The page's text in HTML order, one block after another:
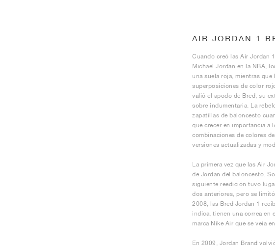
AIR JORDAN 1
Cuando creó las Air Jordan
Michael Jordan en la NBA,
una suela roja, mientras
superposiciones de color
valió el apodo de Bred, su
sobre indumentaria. La
zapatillas de baloncesto
que crecer en importancia a
combinaciones de colores
versiones actualizadas y
La primera vez que las Air
de Jordan del baloncesto.
siguiente reedición tuvo
dos anteriores, pero se
2008, las Bred Jordan 1
indica, tienen una correa en
marca Nike Air que se veía
En 2009, Jordan Brand